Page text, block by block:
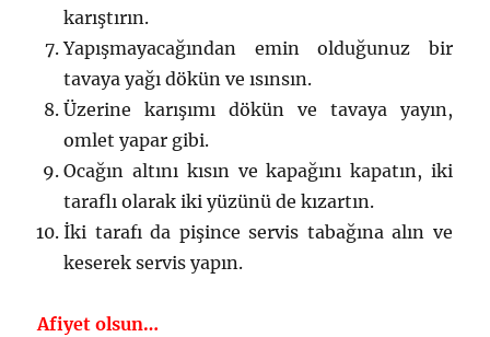
karıştırın.
Yapışmayacağından emin olduğunuz bir
tavaya yağı dökün ve ısınsın.
Üzerine karışımı dökün ve tavaya yayın,
omlet yapar gibi.
Ocağın altını kısın ve kapağını kapatın, iki
taraflı olarak iki yüzünü de kızartın.
İki tarafı da pişince servis tabağına alın ve
keserek servis yapın.
Afiyet olsun…